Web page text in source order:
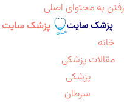
رفتن به محتوای اصلی
پزشک سایت
خانه
مقالات پزشکی
پزشکی
سرطان